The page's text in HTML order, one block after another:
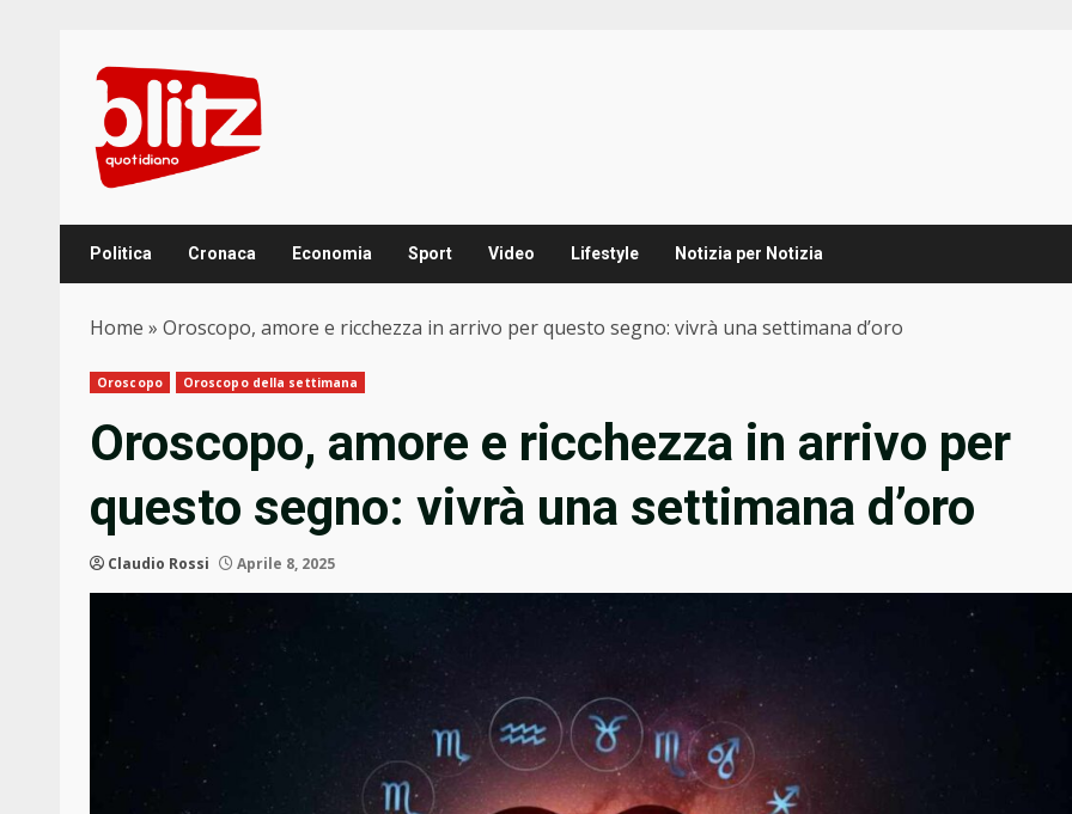
content
Politica Cronaca Economia Sport Video Lifestyle Notizia per Notizia
Home » Oroscopo, amore e ricchezza in arrivo per questo segno: vivrà una settimana d’oro
Oroscopo Oroscopo della settimana
Oroscopo, amore e ricchezza in arrivo per
questo segno: vivrà una settimana d’oro
Claudio Rossi Aprile 8, 2025